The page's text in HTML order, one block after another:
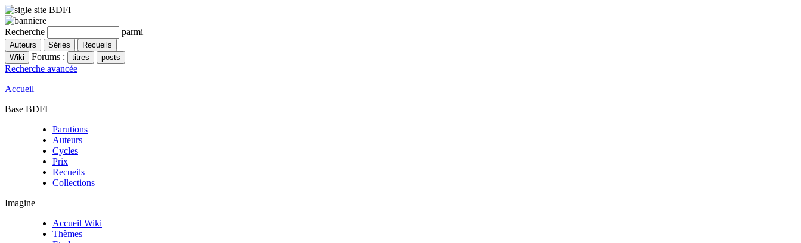
Recherche parmi
Forums :
Recherche avancée
Accueil
Base BDFI
Parutions
Auteurs
Cycles
Prix
Recueils
Collections
Imagine
Accueil Wiki
Thèmes